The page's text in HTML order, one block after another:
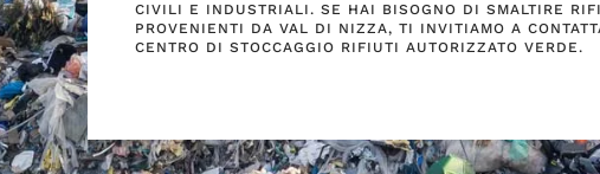
CIVILI E INDUSTRIALI. SE HAI BISOGNO DI SMALTIRE
PROVENIENTI DA VAL DI NIZZA, TI INVITIAMO A
CENTRO DI STOCCAGGIO RIFIUTI AUTORIZZATO VERDE.